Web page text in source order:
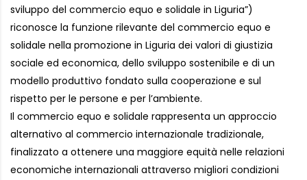
sviluppo del commercio equo e solidale in Liguria”)
riconosce la funzione rilevante del commercio equo e
solidale nella promozione in Liguria dei valori di giustizia
sociale ed economica, dello sviluppo sostenibile e di un
modello produttivo fondato sulla cooperazione e sul
rispetto per le persone e per l’ambiente.
Il commercio equo e solidale rappresenta un approccio
alternativo al commercio internazionale tradizionale,
finalizzato a ottenere una maggiore equità nelle relazioni
economiche internazionali attraverso migliori condizioni